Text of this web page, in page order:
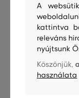
KALAP GANT
BUCKET HAT
Elérhető méretek:
L/XL
A
kattintva
releváns
nyújtsunk
Köszönjük,
használata